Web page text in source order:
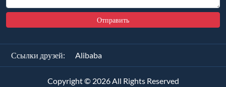
Отправить
Ссылки друзей: Alibaba
Copyright © 2026All Rights Reserved